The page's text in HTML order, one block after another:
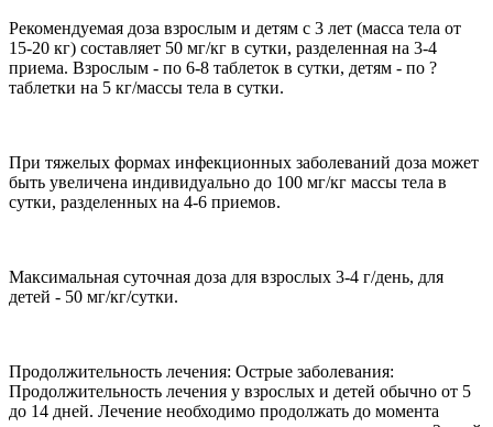
Рекомендуемая доза взрослым и детям с 3 лет (масса тела от
15-20 кг) составляет 50 мг/кг в сутки, разделенная на 3-4
приема. Взрослым - по 6-8 таблеток в сутки, детям - по ?
таблетки на 5 кг/массы тела в сутки.
При тяжелых формах инфекционных заболеваний доза может
быть увеличена индивидуально до 100 мг/кг массы тела в
сутки, разделенных на 4-6 приемов.
Максимальная суточная доза для взрослых 3-4 г/день, для
детей - 50 мг/кг/сутки.
Продолжительность лечения: Острые заболевания:
Продолжительность лечения у взрослых и детей обычно от 5
до 14 дней. Лечение необходимо продолжать до момента